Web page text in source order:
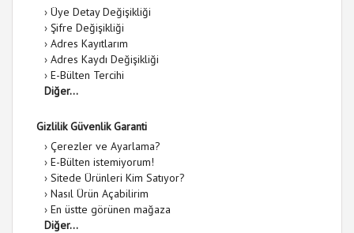
› Üye Detay Değişikliği
› Şifre Değişikliği
› Adres Kayıtlarım
› Adres Kaydı Değişikliği
› E-Bülten Tercihi
Diğer...
Gizlilik Güvenlik Garanti
› Çerezler ve Ayarlama?
› E-Bülten istemiyorum!
› Sitede Ürünleri Kim Satıyor?
› Nasıl Ürün Açabilirim
› En üstte görünen mağaza
Diğer...